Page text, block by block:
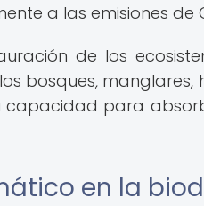
a las emisiones
de los
bosques, manglares,
para
en la